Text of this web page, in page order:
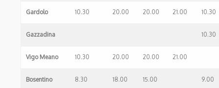
Gardolo 10.30 20.00 20.00 21.00 10.30
Gazzadina 10.30
Vigo Meano 10.30 20.00 20.00 21.00
Bosentino 8.30 18.00 15.00 9.00